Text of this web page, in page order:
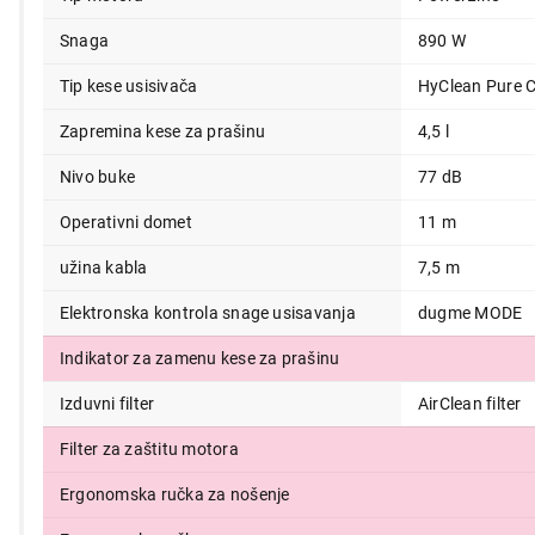
Snaga 890 W
Tip kese usisivača HyClean Pure
Zapremina kese za prašinu 4,5 l
Nivo buke 77 dB
Operativni domet 11 m
užina kabla 7,5 m
Elektronska kontrola snage usisavanja dugme MODE
Indikator za zamenu kese za prašinu
Izduvni filter AirClean filter
Filter za zaštitu motora
Ergonomska ručka za nošenje